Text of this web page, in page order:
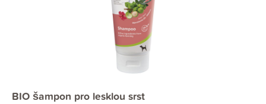
BIO šampon pro lesklou srst